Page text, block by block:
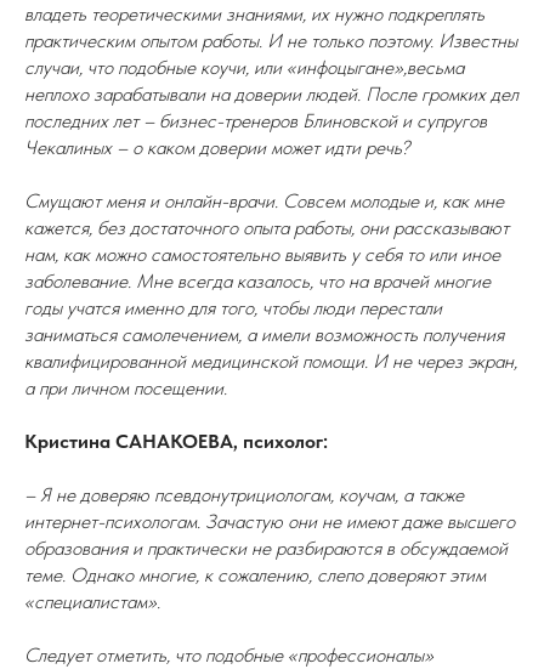
владеть теоретическими знаниями, их нужно подкреплять
практическим опытом работы. И не только поэтому. Известны
случаи, что подобные коучи, или «инфоцыгане»,весьма
неплохо зарабатывали на доверии людей. После громких дел
последних лет – бизнес-тренеров Блиновской и супругов
Чекалиных – о каком доверии может идти речь?
Смущают меня и онлайн-врачи. Совсем молодые и, как мне
кажется, без достаточного опыта работы, они рассказывают
нам, как можно самостоятельно выявить у себя то или иное
заболевание. Мне всегда казалось, что на врачей многие
годы учатся именно для того, чтобы люди перестали
заниматься самолечением, а имели возможность получения
квалифицированной медицинской помощи. И не через экран,
а при личном посещении.
Кристина САНАКОЕВА, психолог:
– Я не доверяю псевдонутрициологам, коучам, а также
интернет-психологам. Зачастую они не имеют даже высшего
образования и практически не разбираются в обсуждаемой
теме. Однако многие, к сожалению, слепо доверяют этим
«специалистам».
Следует отметить, что подобные «профессионалы»